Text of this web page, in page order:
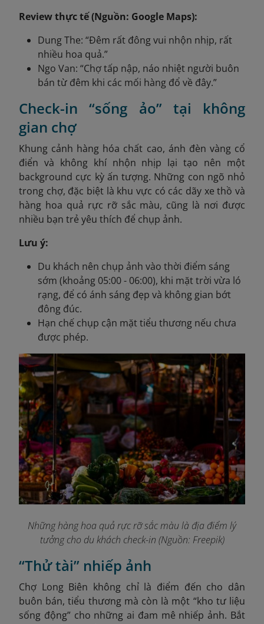
Review thực tế (Nguồn: Google Maps):
Dung The: “Đêm rất đông vui nhộn nhịp, rất
nhiều hoa quả.”
Ngo Van: “Chợ tấp nập, náo nhiệt người buôn
bán từ đêm khi các mối hàng đổ về đây.”
Check-in “sống ảo” tại không
gian chợ
Khung cảnh hàng hóa chất cao, ánh đèn vàng cổ
điển và không khí nhộn nhịp lại tạo nên một
background cực kỳ ấn tượng. Những con ngõ nhỏ
trong chợ, đặc biệt là khu vực có các dãy xe thồ và
hàng hoa quả rực rỡ sắc màu, cũng là nơi được
nhiều bạn trẻ yêu thích để chụp ảnh.
Lưu ý:
Du khách nên chụp ảnh vào thời điểm sáng
sớm (khoảng 05:00 - 06:00), khi mặt trời vừa ló
rạng, để có ánh sáng đẹp và không gian bớt
đông đúc.
Hạn chế chụp cận mặt tiểu thương nếu chưa
được phép.
Những hàng hoa quả rực rỡ sắc màu là địa điểm lý
tưởng cho du khách check-in (Nguồn: Freepik)
“Thử tài” nhiếp ảnh
Chợ Long Biên không chỉ là điểm đến cho dân
buôn bán, tiểu thương mà còn là một “kho tư liệu
sống động” cho những ai đam mê nhiếp ảnh. Bắt